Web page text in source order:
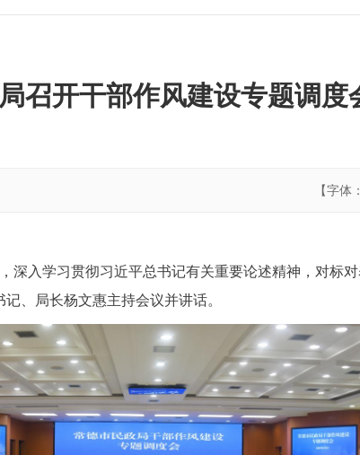
召开干部作风建设专题调度
【字体：
深入学习贯彻习近平总书记有关重要论述精神，对标
、局长杨文惠主持会议并讲话。